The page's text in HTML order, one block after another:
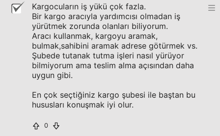
Kargocuların iş yükü çok fazla.
Bir kargo aracıyla yardımcısı olmadan iş
yürütmek zorunda olanları biliyorum.
Aracı kullanmak, kargoyu aramak,
bulmak,sahibini aramak adrese götürmek vs.
Şubede tutanak tutma işleri nasıl yürüyor
bilmiyorum ama teslim alma açısından daha
uygun gibi.
En çok seçtiğiniz kargo şubesi ile baştan bu
hususları konuşmak iyi olur.
0